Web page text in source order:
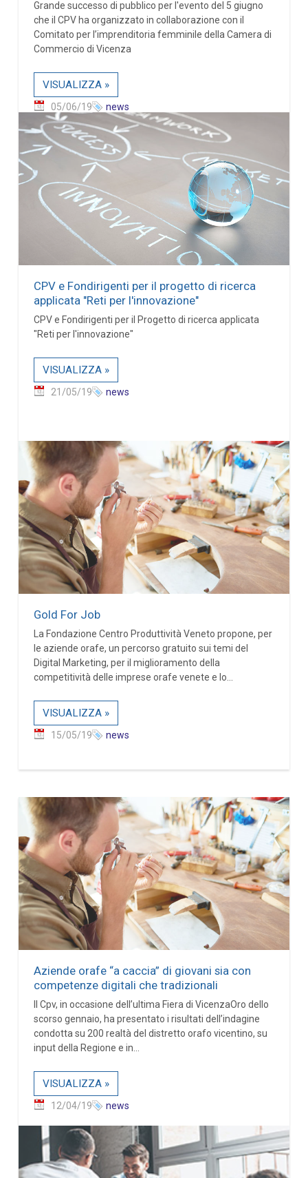
Grande successo di pubblico per l'evento del 5 giugno
che il CPV ha organizzato in collaborazione con il
Comitato per l’imprenditoria femminile della Camera di
Commercio di Vicenza
VISUALIZZA »
05/06/19 news
CPV e Fondirigenti per il progetto di ricerca
applicata "Reti per l'innovazione"
CPV e Fondirigenti per il Progetto di ricerca applicata
"Reti per l'innovazione"
VISUALIZZA »
21/05/19 news
Gold For Job
La Fondazione Centro Produttività Veneto propone, per
le aziende orafe, un percorso gratuito sui temi del
Digital Marketing, per il miglioramento della
competitività delle imprese orafe venete e lo...
VISUALIZZA »
15/05/19 news
Aziende orafe “a caccia” di giovani sia con
competenze digitali che tradizionali
Il Cpv, in occasione dell’ultima Fiera di VicenzaOro dello
scorso gennaio, ha presentato i risultati dell’indagine
condotta su 200 realtà del distretto orafo vicentino, su
input della Regione e in...
VISUALIZZA »
12/04/19 news